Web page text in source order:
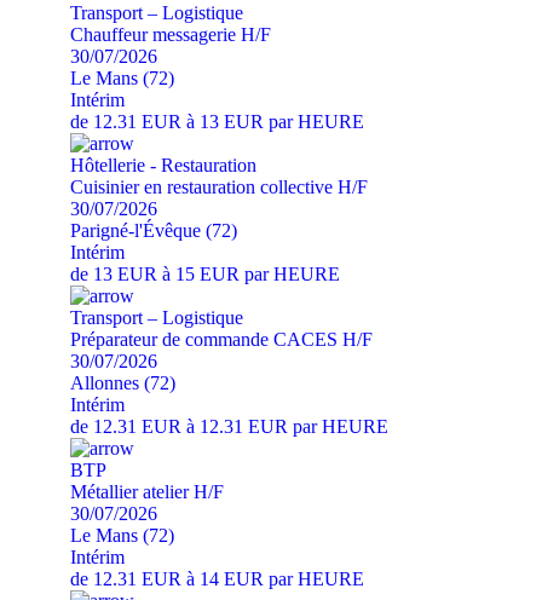
Transport – Logistique
Chauffeur messagerie H/F
30/07/2026
Le Mans (72)
Intérim
de 12.31 EUR à 13 EUR par HEURE
Hôtellerie - Restauration
Cuisinier en restauration collective H/F
30/07/2026
Parigné-l'Évêque (72)
Intérim
de 13 EUR à 15 EUR par HEURE
Transport – Logistique
Préparateur de commande CACES H/F
30/07/2026
Allonnes (72)
Intérim
de 12.31 EUR à 12.31 EUR par HEURE
BTP
Métallier atelier H/F
30/07/2026
Le Mans (72)
Intérim
de 12.31 EUR à 14 EUR par HEURE